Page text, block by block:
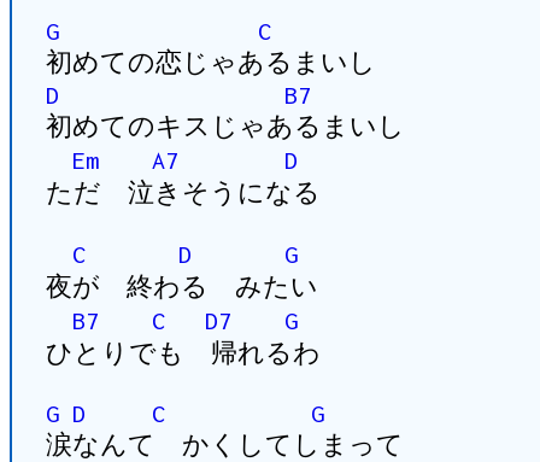
G
C
初めての恋じゃあるまいし
D
B7
初めてのキスじゃあるまいし
Em
A7
D
ただ 泣きそうになる
C D
G
夜が 終わる みたい
B7
C D7
G
ひとりでも 帰れるわ
G D C
G
涙なんて かくしてしまって